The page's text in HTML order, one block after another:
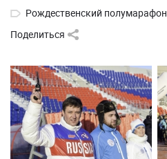
Рождественский полумарафон
Поделиться